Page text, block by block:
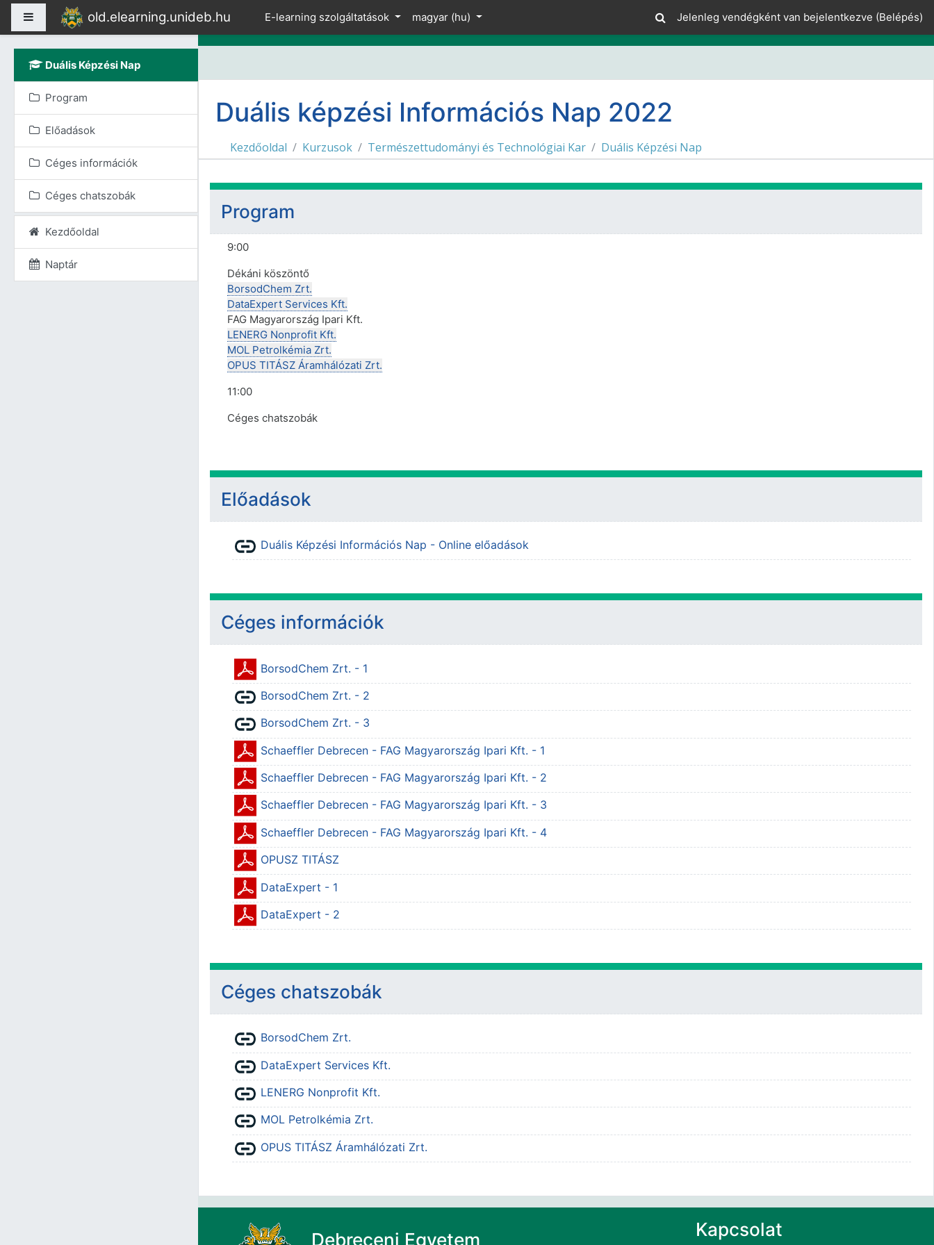
Oldalpanel old.elearning.unideb.hu E-learning szolgáltatások magyar ‎(hu)‎ Jelenleg vendégként van bejelentkezve (Belépés)
Duális képzési Információs Nap 2022
Kezdőoldal Kurzusok Természettudományi és Technológiai Kar Duális Képzési Nap
Téma ismertetése
Program
9:00
Dékáni köszöntő
BorsodChem Zrt.
DataExpert Services Kft.
FAG Magyarország Ipari Kft.
LENERG Nonprofit Kft.
MOL Petrolkémia Zrt.
OPUS TITÁSZ Áramhálózati Zrt.
11:00
Céges chatszobák
Előadások
Duális Képzési Információs Nap - Online előadások
URL
Céges információk
BorsodChem Zrt. - 1Állomány
BorsodChem Zrt. - 2
URL
BorsodChem Zrt. - 3
URL
Schaeffler Debrecen - FAG Magyarország Ipari Kft. - 1Állomány
Schaeffler Debrecen - FAG Magyarország Ipari Kft. - 2Állomány
Schaeffler Debrecen - FAG Magyarország Ipari Kft. - 3Állomány
Schaeffler Debrecen - FAG Magyarország Ipari Kft. - 4Állomány
OPUSZ TITÁSZÁllomány
DataExpert - 1Állomány
DataExpert - 2Állomány
Céges chatszobák
BorsodChem Zrt.
URL
DataExpert Services Kft.
URL
LENERG Nonprofit Kft.
URL
MOL Petrolkémia Zrt.
URL
OPUS TITÁSZ Áramhálózati Zrt.
URL
Duális Képzési Nap
Program
Előadások
Céges információk
Céges chatszobák
Kezdőoldal
Naptár
Debreceni Egyetem Kapcsolat